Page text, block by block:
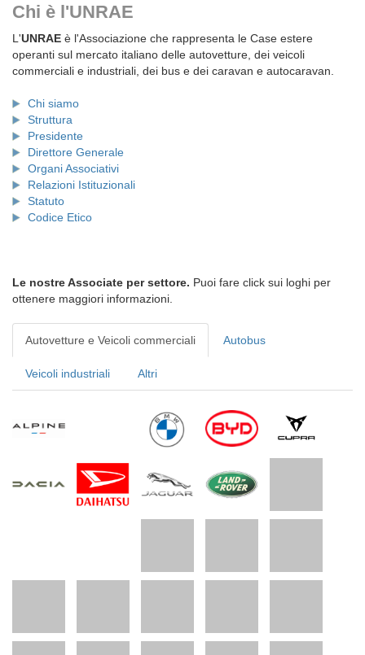
Chi è l'UNRAE
L'UNRAE è l'Associazione che rappresenta le Case estere
operanti sul mercato italiano delle autovetture, dei veicoli
commerciali e industriali, dei bus e dei caravan e autocaravan.
Chi siamo
Struttura
Presidente
Direttore Generale
Organi Associativi
Relazioni Istituzionali
Statuto
Codice Etico
Le nostre Associate per settore. Puoi fare click sui loghi per
ottenere maggiori informazioni.
Autovetture e Veicoli commerciali Autobus
Veicoli industriali Altri